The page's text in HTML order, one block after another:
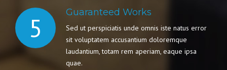
5 Guaranteed Works
Sed ut perspiciatis unde omnis iste natus error
sit voluptatem accusantium doloremque
laudantium, totam rem aperiam, eaque ipsa
quae.